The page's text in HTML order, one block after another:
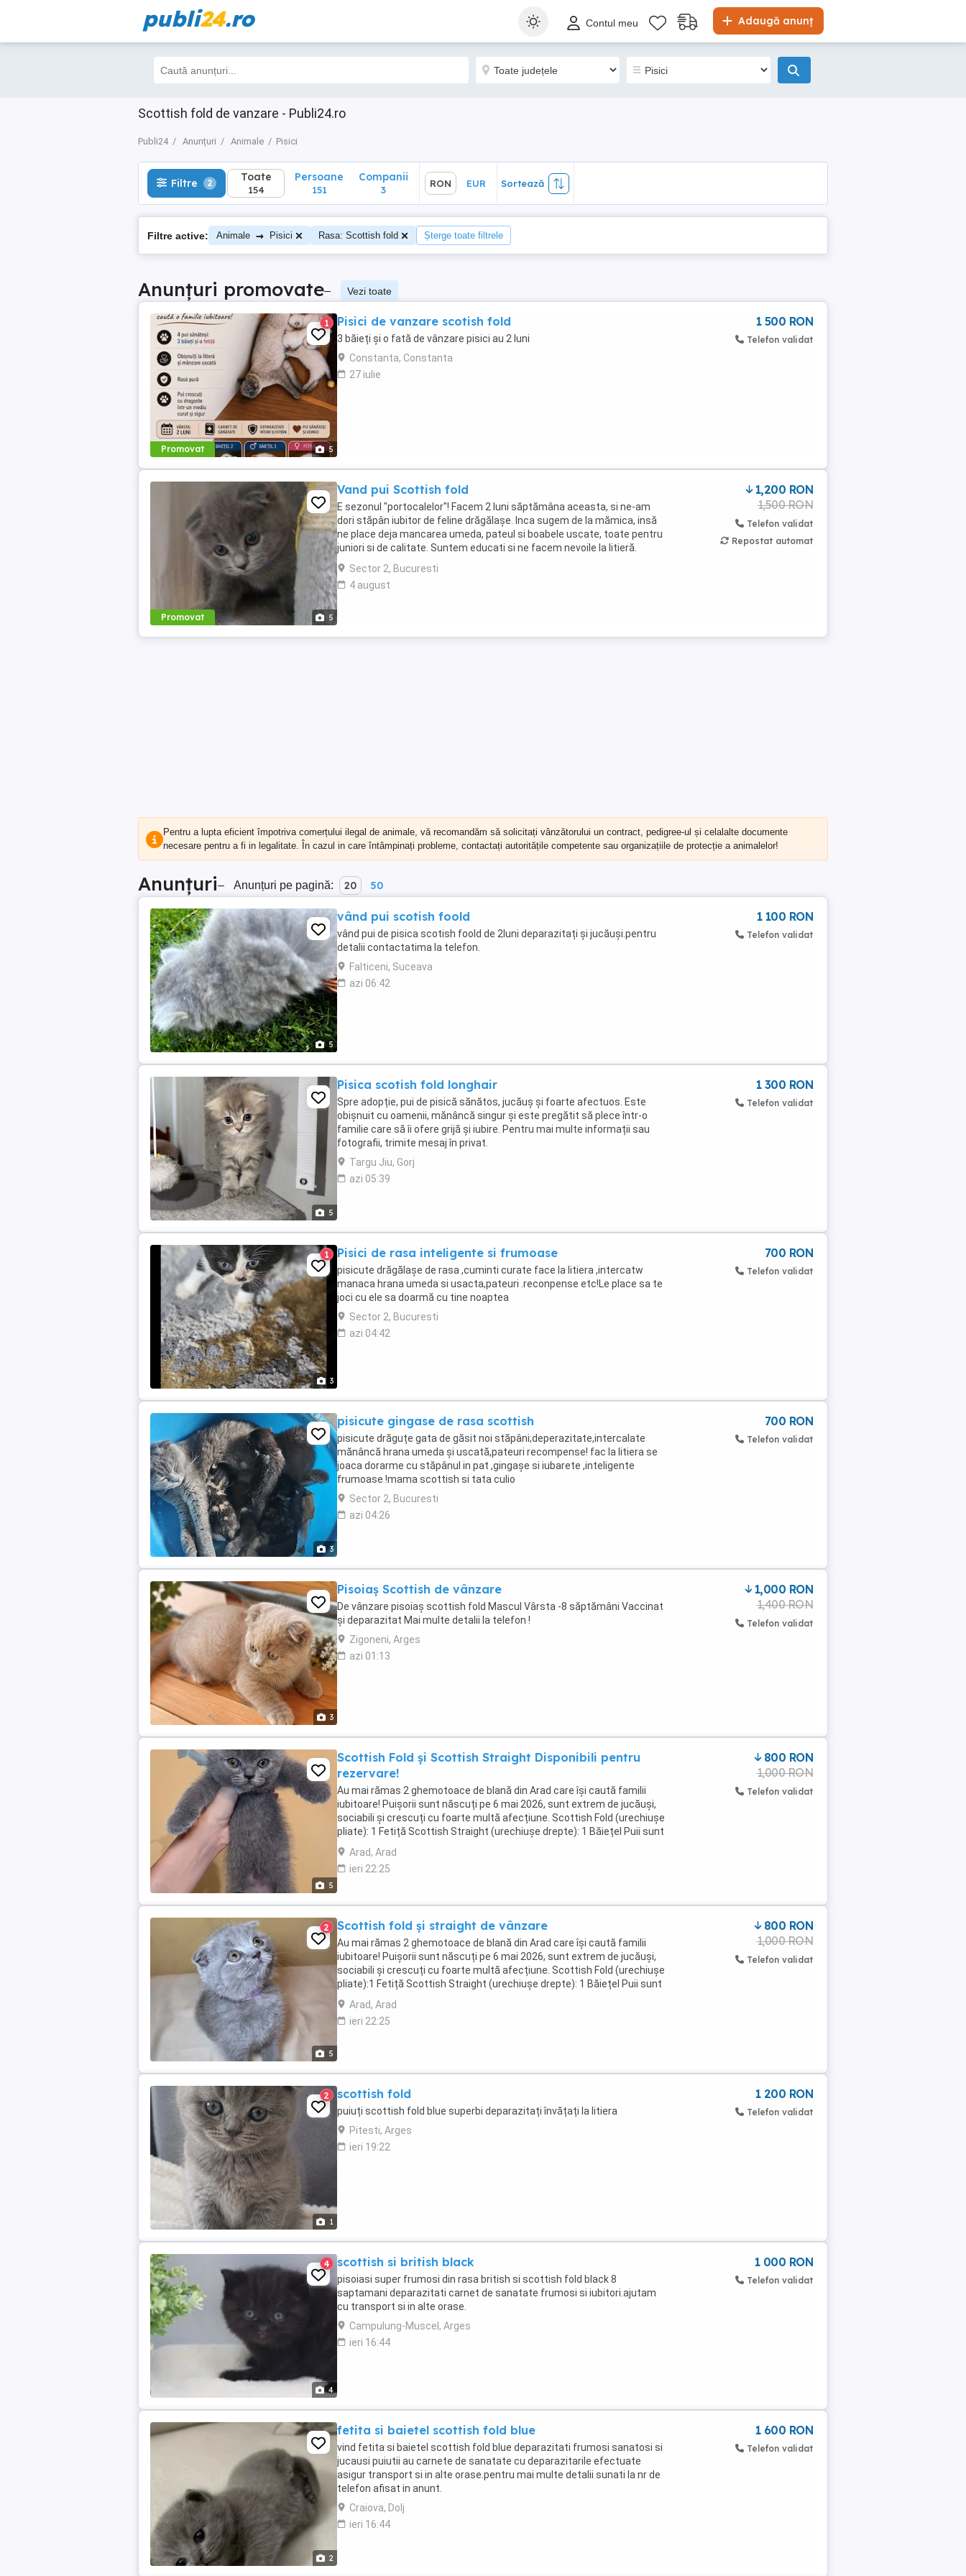
publi24.ro Adaugă anunț
Contul meu
Scottish fold de vanzare - Publi24.ro
Publi24 Anunțuri Animale Pisici
Filtre 2 Toate
154
Sortează
Filtre 2 Toate
154
Persoane
151
Companii
3
RON EUR Sortează
Filtre active: Animale → Pisici Rasa: Scottish fold Șterge toate filtrele
Anunțuri promovate– Vezi toate
Promovat 5
1 Pisici de vanzare scotish fold
3 băieți și o fată de vânzare pisici au 2 luni
Constanta, Constanta
27 iulie
1 500 RON
Telefon validat
Promovat 5
Vand pui Scottish fold
E sezonul "portocalelor"! Facem 2 luni săptămâna aceasta, si ne-am
dori stăpân iubitor de feline drăgălașe. Inca sugem de la mămica, insă
ne place deja mancarea umeda, pateul si boabele uscate, toate pentru
juniori si de calitate. Suntem educati si ne facem nevoile la litieră.
Avem carnet de sanatate, ...
Sector 2, Bucuresti
4 august
1,200 RON
1,500 RON
Telefon validat
Repostat automat
Pentru a lupta eficient împotriva comerțului ilegal de animale, vă recomandăm să solicitați vânzătorului un contract, pedigree-ul și celalalte documente
necesare pentru a fi in legalitate. În cazul in care întâmpinați probleme, contactați autoritățile competente sau organizațiile de protecție a animalelor!
Anunțuri– Anunțuri pe pagină: 20 50
5
vând pui scotish foold
vând pui de pisica scotish foold de 2luni deparazitați și jucăuși.pentru
detalii contactatima la telefon.
Falticeni, Suceava
azi 06:42
1 100 RON
Telefon validat
5
Pisica scotish fold longhair
Spre adopție, pui de pisică sănătos, jucăuș și foarte afectuos. Este
obișnuit cu oamenii, mănâncă singur și este pregătit să plece într-o
familie care să îi ofere grijă și iubire. Pentru mai multe informații sau
fotografii, trimite mesaj în privat.
Targu Jiu, Gorj
azi 05:39
1 300 RON
Telefon validat
3
1 Pisici de rasa inteligente si frumoase
pisicute drăgălașe de rasa ,cuminti curate face la litiera ,intercatw
manaca hrana umeda si usacta,pateuri .reconpense etc!Le place sa te
joci cu ele sa doarmă cu tine noaptea
Sector 2, Bucuresti
azi 04:42
700 RON
Telefon validat
3
pisicute gingase de rasa scottish
pisicute drăguțe gata de găsit noi stăpâni;deperazitate,intercalate
mănâncă hrana umeda și uscată,pateuri recompense! fac la litiera se
joaca dorarme cu stăpânul in pat ,gingașe si iubarete ,inteligente
frumoase !mama scottish si tata culio
Sector 2, Bucuresti
azi 04:26
700 RON
Telefon validat
3
Pisoiaș Scottish de vânzare
De vânzare pisoiaș scottish fold Mascul Vârsta -8 săptămâni Vaccinat
și deparazitat Mai multe detalii la telefon !
Zigoneni, Arges
azi 01:13
1,000 RON
1,400 RON
Telefon validat
5
Scottish Fold și Scottish Straight Disponibili pentru
rezervare!
Au mai rămas 2 ghemotoace de blană din Arad care își caută familii
iubitoare! Puișorii sunt născuți pe 6 mai 2026, sunt extrem de jucăuși,
sociabili și crescuți cu foarte multă afecțiune. Scottish Fold (urechiușe
pliate): 1 Fetiță Scottish Straight (urechiușe drepte): 1 Băiețel Puii sunt
deparazitați ...
Arad, Arad
ieri 22:25
800 RON
1,000 RON
Telefon validat
5
2 Scottish fold și straight de vânzare
Au mai rămas 2 ghemotoace de blană din Arad care își caută familii
iubitoare! Puișorii sunt născuți pe 6 mai 2026, sunt extrem de jucăuși,
sociabili și crescuți cu foarte multă afecțiune. Scottish Fold (urechiușe
pliate):1 Fetiță Scottish Straight (urechiușe drepte): 1 Băiețel Puii sunt
deparazitați ...
Arad, Arad
ieri 22:25
800 RON
1,000 RON
Telefon validat
1
2 scottish fold
puiuți scottish fold blue superbi deparazitați învățați la litiera
Pitesti, Arges
ieri 19:22
1 200 RON
Telefon validat
4
4 scottish si british black
pisoiasi super frumosi din rasa british si scottish fold black 8
saptamani deparazitati carnet de sanatate frumosi si iubitori.ajutam
cu transport si in alte orase.
Campulung-Muscel, Arges
ieri 16:44
1 000 RON
Telefon validat
2
fetita si baietel scottish fold blue
vind fetita si baietel scottish fold blue deparazitati frumosi sanatosi si
jucausi puiutii au carnete de sanatate cu deparazitarile efectuate
asigur transport si in alte orase.pentru mai multe detalii sunati la nr de
telefon afisat in anunt.
Craiova, Dolj
ieri 16:44
1 600 RON
Telefon validat